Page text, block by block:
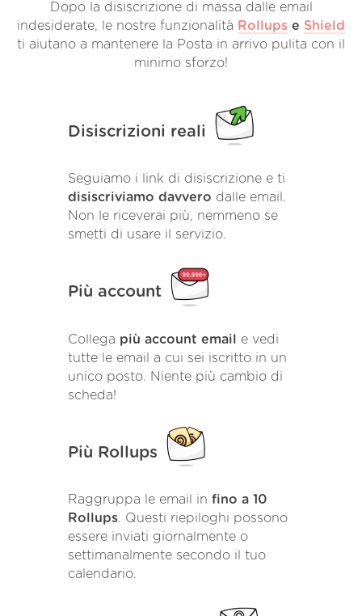
Dopo la disiscrizione di massa dalle email
indesiderate, le nostre funzionalità Rollups e Shield
ti aiutano a mantenere la Posta in arrivo pulita con il
minimo sforzo!
Disiscrizioni reali
Seguiamo i link di disiscrizione e ti
disiscriviamo davvero dalle email.
Non le riceverai più, nemmeno se
smetti di usare il servizio.
Più account
Collega più account email
e vedi
tutte le email a cui sei iscritto in un
unico posto. Niente più cambio di
scheda!
Più Rollups
Raggruppa le email in fino a 10
Rollups. Questi riepiloghi possono
essere inviati giornalmente o
settimanalmente secondo il tuo
calendario.